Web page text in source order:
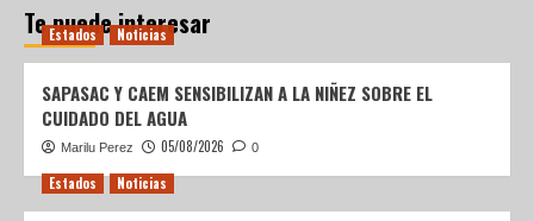
Te puede interesar
Estados Noticias
SAPASAC Y CAEM SENSIBILIZAN A LA NIÑEZ SOBRE EL
CUIDADO DEL AGUA
Marilu Perez 05/08/2026 0
Estados Noticias